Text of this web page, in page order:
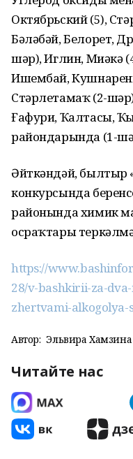
Октябрьский (5),
Бәләбәй, Белорет,
шәр), Иглин, Миәкә
Ишембай,
Стәрлетамаҡ (2-
Ғафури, Ҡалтасы,
райондарында (1-
Әйткәндәй, былтыр
конкурсында
районында химик
осраҡтары
https://
28/v-bashkirii-za-
zhertvami-alkogolya-
Автор: Эльвира Хамзина
Читайте нас